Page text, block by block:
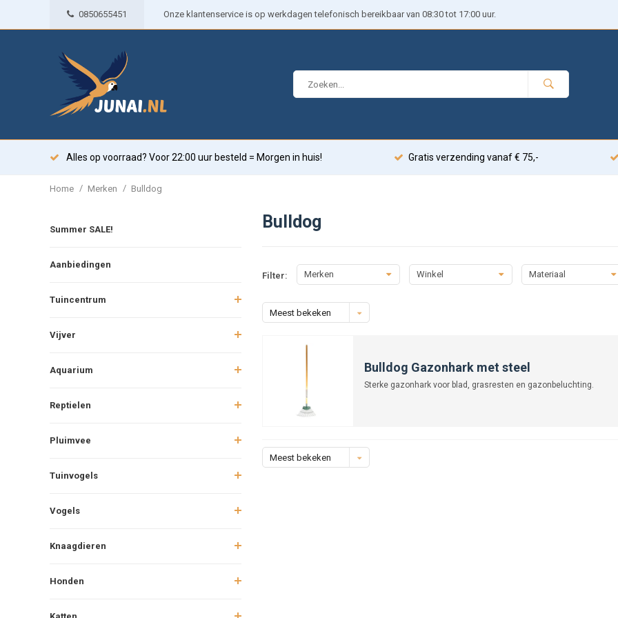
0850655451 Onze klantenservice is op werkdagen telefonisch bereikbaar van 08:30 tot 17:00 uur.
Alles op voorraad? Voor 22:00 uur besteld = Morgen in huis! Gratis verzending vanaf € 75,-
Home / Merken / Bulldog
Summer SALE!
Aanbiedingen
Tuincentrum
Vijver
Aquarium
Reptielen
Pluimvee
Tuinvogels
Vogels
Knaagdieren
Honden
Bulldog
Filter: Merken Winkel Materiaal
Meest bekeken
Bulldog Gazonhark met steel
Sterke gazonhark voor blad, grasresten en gazonbeluchting.
Meest bekeken